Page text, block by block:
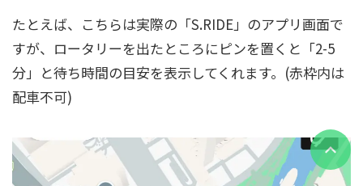
たとえば、こちらは実際の「S.RIDE」のアプリ画面で
すが、ロータリーを出たところにピンを置くと「2-5
分」と待ち時間の目安を表示してくれます。(赤枠内は
配車不可)